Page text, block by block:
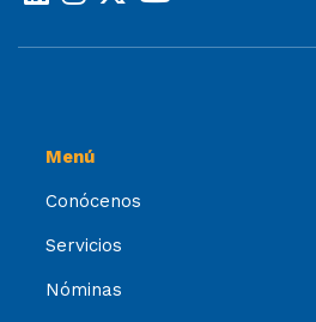
Menú
Conócenos
Servicios
Nóminas